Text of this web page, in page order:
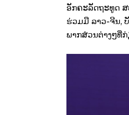
ອັກຄະລັດຖະທູດ
ຮ່ວມມື ລາວ-ຈີນ,
ພາກສ່ວນຕ່າງໆທີ່